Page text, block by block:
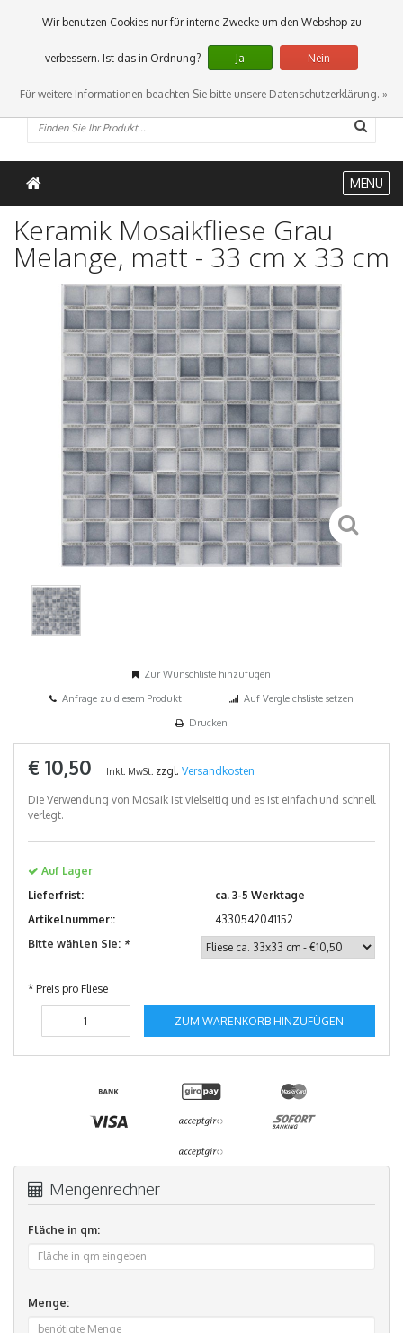
0 Artikel
MENU
Keramik Mosaikfliese Grau
Melange, matt - 33 cm x 33 cm
Zur Wunschliste hinzufügen
Anfrage zu diesem Produkt
Auf Vergleichsliste setzen
Drucken
€ 10,50 Inkl. MwSt. zzgl. Versandkosten
Die Verwendung von Mosaik ist vielseitig und es ist einfach und schnell
verlegt.
Auf Lager
Lieferfrist:
ca. 3-5 Werktage
Artikelnummer::
4330542041152
Bitte wählen Sie: *
* Preis pro Fliese
ZUM WARENKORB HINZUFÜGEN
Mengenrechner
Fläche in qm:
Menge:
Wir benutzen Cookies nur für interne Zwecke um den Webshop zu
verbessern. Ist das in Ordnung? Ja Nein
Für weitere Informationen beachten Sie bitte unsere Datenschutzerklärung. »